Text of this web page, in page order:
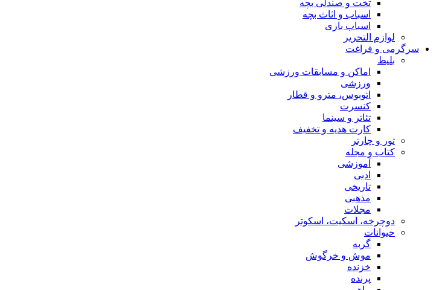
تخت و صندلی بچه
اسباب و اثاث بچه
اسباب بازی
لوازم التحریر
سرگرمی و فراغت
بلیط
اماکن و مسابقات ورزشی
ورزشی
اتوبوس، مترو و قطار
کنسرت
تئاتر و سینما
کارت هدیه و تخفیف
تور و چارتر
کتاب و مجله
آموزشی
ادبی
تاریخی
مذهبی
مجلات
دوچرخه، اسکیت، اسکوتر
حیوانات
گربه
موش و خرگوش
خزنده
پرنده